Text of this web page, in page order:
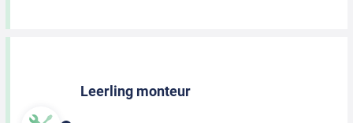
Leerling monteur